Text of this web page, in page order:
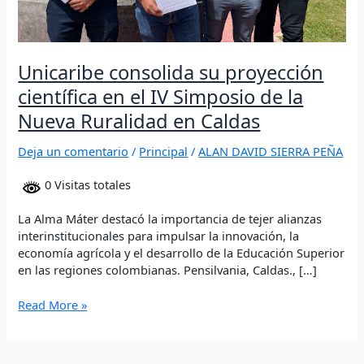
Unicaribe consolida su proyección
científica en el IV Simposio de la
Nueva Ruralidad en Caldas
Deja un comentario / Principal /ALAN DAVID SIERRA PEÑA
0 Visitas totales
La Alma Máter destacó la importancia de tejer alianzas
interinstitucionales para impulsar la innovación, la
economía agrícola y el desarrollo de la Educación Superior
en las regiones colombianas. Pensilvania, Caldas., […]
Ruralidad
en
Caldas
Read More »